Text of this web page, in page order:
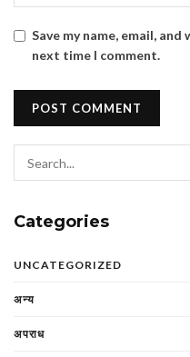
Save my name, email,
next time I comment.
Categories
UNCATEGORIZED
अन्य
अपराध